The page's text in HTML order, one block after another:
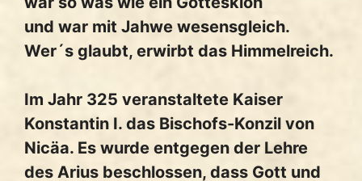
und war mit Jahwe wesensgleich.
Wer´s glaubt, erwirbt das Himmelreich.
Im Jahr 325 veranstaltete Kaiser
Konstantin I. das Bischofs-Konzil von
Nicäa. Es wurde entgegen der Lehre
des Arius beschlossen, dass Gott und